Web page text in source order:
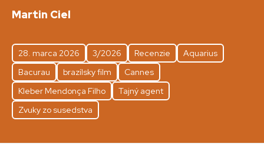
Martin Ciel
28. marca 2026 3/2026 Recenzie
Aquarius
Bacurau
brazílsky film
Cannes
Kleber Mendonça Filho
Tajný agent
Zvuky zo susedstva